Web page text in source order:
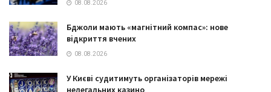
08.08.2026
Бджоли мають «магнітний компас»: нове
відкриття вчених
08.08.2026
У Києві судитимуть організаторів мережі
нелегальних казино